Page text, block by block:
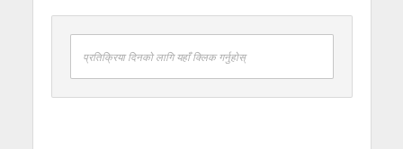
प्रतिक्रिया दिनको लागि यहाँ क्लिक गर्नुहोस्